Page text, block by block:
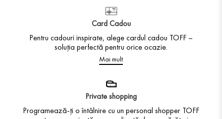
Card Cadou
Pentru cadouri inspirate, alege cardul cadou TOFF –
soluția perfectă pentru orice ocazie.
Mai mult
Private shopping
Programează-ți o întâlnire cu un personal shopper TOFF